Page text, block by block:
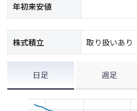
年初来安値
株式積立 取り扱いあり
日足 週足